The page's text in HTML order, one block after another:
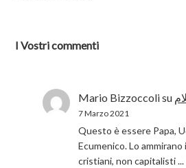
I Vostri commenti
Mario Bizzoccolisu
7 Marzo 2021
Questo è essere Papa,
Ecumenico. Lo
cristiani, non capitalisti